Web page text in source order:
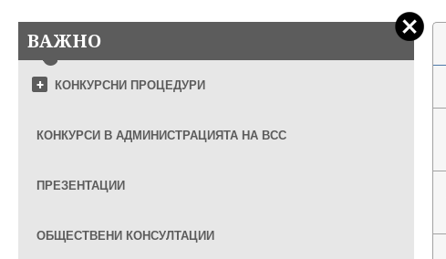
ВАЖНО
КОНКУРСНИ ПРОЦЕДУРИ
КОНКУРСИ В АДМИНИСТРАЦИЯТА НА ВСС
ПРЕЗЕНТАЦИИ
ОБЩЕСТВЕНИ КОНСУЛТАЦИИ